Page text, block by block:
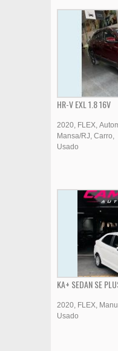
HR-V EXL 1.8 16V
2020 FLEX
Mansa/RJ Carro
Usado
KA+ SEDAN SE
2020 FLEX
Usado